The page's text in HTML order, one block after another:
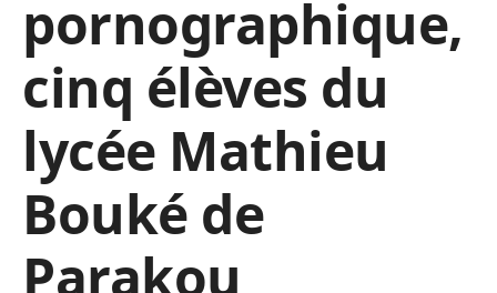
pornographique,
cinq élèves du
lycée Mathieu
Bouké de
Parakou